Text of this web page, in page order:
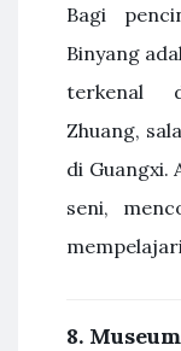
Bagi
Binyang
terkenal
Zhuang,
di Guangxi.
seni,
8.